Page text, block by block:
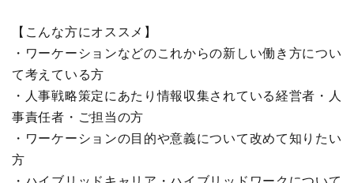
【こんな方にオススメ】
・ワーケーションなどのこれからの新しい働き方につい
て考えている方
・人事戦略策定にあたり情報収集されている経営者・人
事責任者・ご担当の方
・ワーケーションの目的や意義について改めて知りたい
方